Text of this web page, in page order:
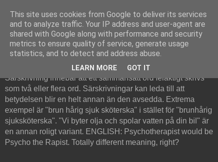
Särskrivning
Särskrivning innebär att ett sammansatt ord felaktigt skrivs
som två eller flera ord. Särskrivningar kan leda till att
betydelsen blir en helt annan än den avsedda. Extrema
exempel är "brun hårig sjuk sköterska" i stället för "brunhårig
sjuksköterska". "Vi byter olja och spolar vatten på din bil" är
en annan roligt variant. ENGLISH: Psychotherapist would be
Psycho the Rapist. Totally different meaning, right?
This site uses cookies from Google to deliver its services
and to analyze traffic. Your IP address and user-agent are
shared with Google along with performance and security
metrics to ensure quality of service, generate usage
statistics, and to detect and address abuse.
LEARN MORE GOT IT